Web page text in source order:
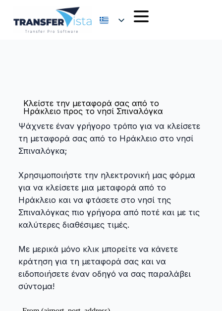
Κλείστε την μεταφορά σας από το
Ηράκλειο προς το νησί Σπιναλόγκα
Ψάχνετε έναν γρήγορο τρόπο για να κλείσετε
τη μεταφορά σας από το Ηράκλειο στο νησί
Σπιναλόγκα;
Χρησιμοποιήστε την ηλεκτρονική μας φόρμα
για να κλείσετε μια μεταφορά από το
Ηράκλειο και να φτάσετε στο νησί της
Σπιναλόγκας πιο γρήγορα από ποτέ και με τις
καλύτερες διαθέσιμες τιμές.
Με μερικά μόνο κλικ μπορείτε να κάνετε
κράτηση για τη μεταφορά σας και να
ειδοποιήσετε έναν οδηγό να σας παραλάβει
σύντομα!